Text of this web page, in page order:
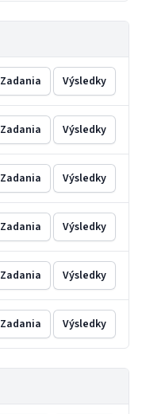
Zadania Výsledky
Zadania Výsledky
Zadania Výsledky
Zadania Výsledky
Zadania Výsledky
Zadania Výsledky